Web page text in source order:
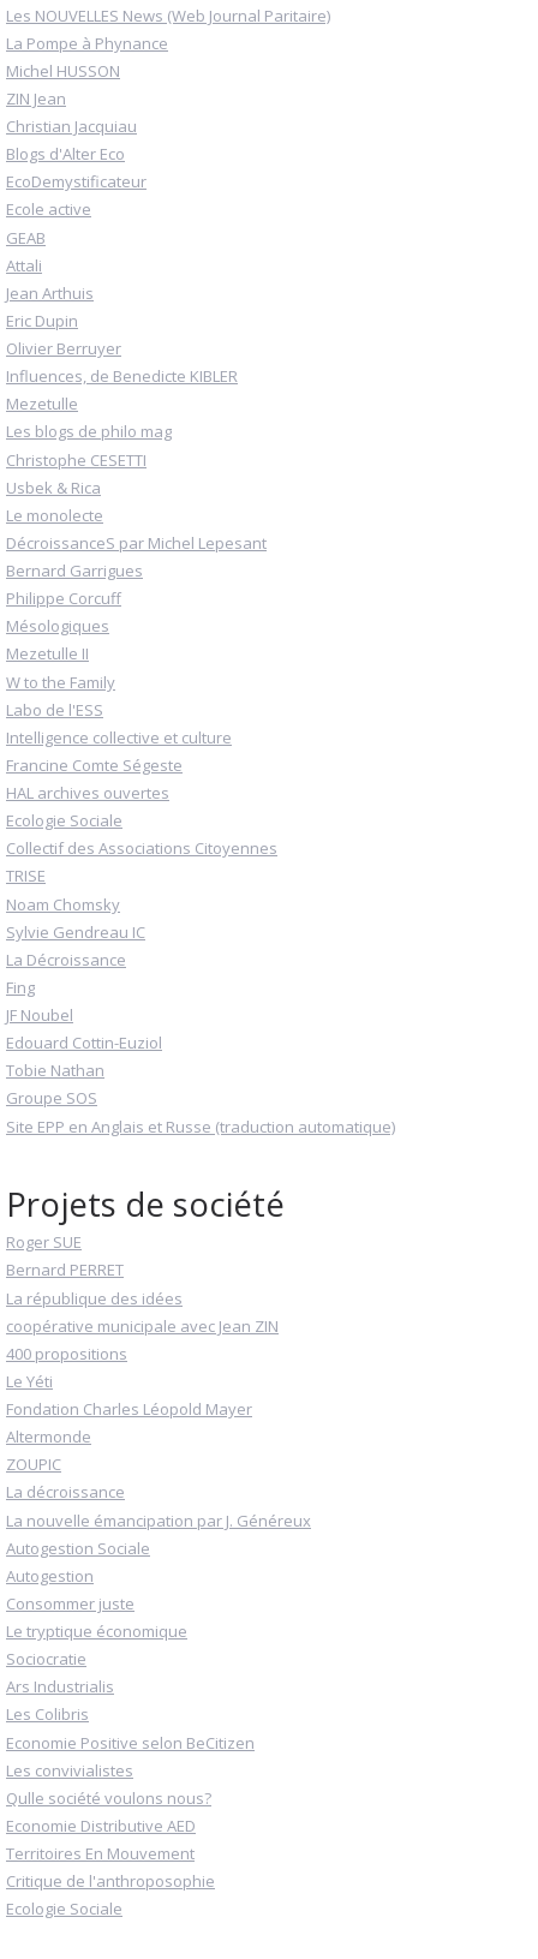
Les NOUVELLES News (Web Journal Paritaire)
La Pompe à Phynance
Michel HUSSON
ZIN Jean
Christian Jacquiau
Blogs d'Alter Eco
EcoDemystificateur
Ecole active
GEAB
Attali
Jean Arthuis
Eric Dupin
Olivier Berruyer
Influences, de Benedicte KIBLER
Mezetulle
Les blogs de philo mag
Christophe CESETTI
Usbek & Rica
Le monolecte
DécroissanceS par Michel Lepesant
Bernard Garrigues
Philippe Corcuff
Mésologiques
Mezetulle II
W to the Family
Labo de l'ESS
Intelligence collective et culture
Francine Comte Ségeste
HAL archives ouvertes
Ecologie Sociale
Collectif des Associations Citoyennes
TRISE
Noam Chomsky
Sylvie Gendreau IC
La Décroissance
Fing
JF Noubel
Edouard Cottin-Euziol
Tobie Nathan
Groupe SOS
Site EPP en Anglais et Russe (traduction automatique)
Projets de société
Roger SUE
Bernard PERRET
La république des idées
coopérative municipale avec Jean ZIN
400 propositions
Le Yéti
Fondation Charles Léopold Mayer
Altermonde
ZOUPIC
La décroissance
La nouvelle émancipation par J. Généreux
Autogestion Sociale
Autogestion
Consommer juste
Le tryptique économique
Sociocratie
Ars Industrialis
Les Colibris
Economie Positive selon BeCitizen
Les convivialistes
Qulle société voulons nous?
Economie Distributive AED
Territoires En Mouvement
Critique de l'anthroposophie
Ecologie Sociale